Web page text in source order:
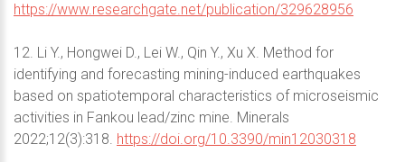
https://www.researchgate.net/publication/329628956
12. Li Y., Hongwei D., Lei W., Qin Y., Xu X. Method for
identifying and forecasting mining-induced earthquakes
based on spatiotemporal characteristics of microseismic
activities in Fankou lead/zinc mine. Minerals
2022;12(3):318. https://doi.org/10.3390/min12030318